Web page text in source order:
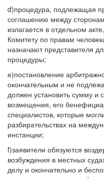
d)процедура, подлежащая
соглашению между
излагается в отдельном
Комитету по правам
назначают представителя
процедуры;
е)постановление
окончательным и не
должен установить сумму и
возмещения, его
специалистов, которые
разбирательствах на
инстанции;
f)заявители обязуются
возбуждения в местных
делу и окончательно и